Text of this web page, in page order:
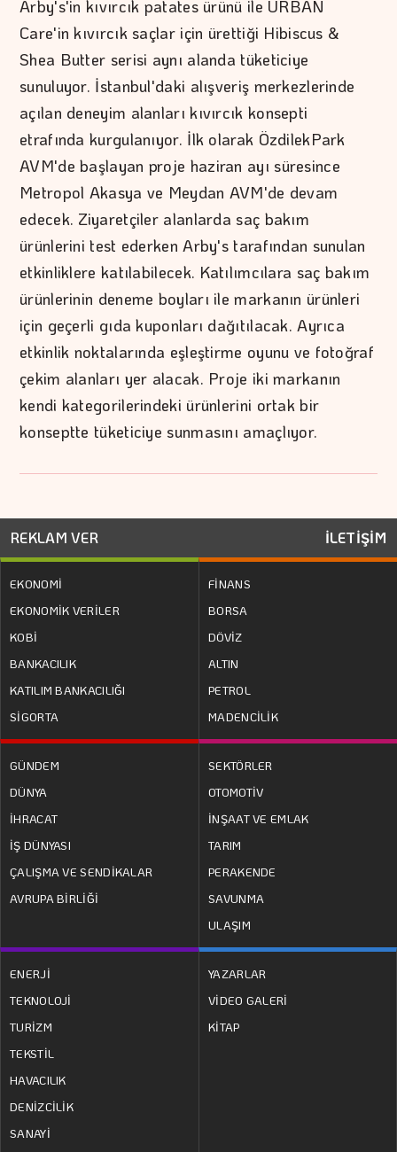
Arby's'in kıvırcık patates ürünü ile URBAN
Care'in kıvırcık saçlar için ürettiği Hibiscus &
Shea Butter serisi aynı alanda tüketiciye
sunuluyor. İstanbul'daki alışveriş merkezlerinde
açılan deneyim alanları kıvırcık konsepti
etrafında kurgulanıyor. İlk olarak ÖzdilekPark
AVM'de başlayan proje haziran ayı süresince
Metropol Akasya ve Meydan AVM'de devam
edecek. Ziyaretçiler alanlarda saç bakım
ürünlerini test ederken Arby's tarafından sunulan
etkinliklere katılabilecek. Katılımcılara saç bakım
ürünlerinin deneme boyları ile markanın ürünleri
için geçerli gıda kuponları dağıtılacak. Ayrıca
etkinlik noktalarında eşleştirme oyunu ve fotoğraf
çekim alanları yer alacak. Proje iki markanın
kendi kategorilerindeki ürünlerini ortak bir
konseptte tüketiciye sunmasını amaçlıyor.
REKLAM VER İLETİŞİM
EKONOMİ
EKONOMİK VERİLER
KOBİ
BANKACILIK
KATILIM BANKACILIĞI
SİGORTA
FİNANS
BORSA
DÖVİZ
ALTIN
PETROL
MADENCİLİK
GÜNDEM
DÜNYA
İHRACAT
İŞ DÜNYASI
ÇALIŞMA VE SENDİKALAR
AVRUPA BİRLİĞİ
SEKTÖRLER
OTOMOTİV
İNŞAAT VE EMLAK
TARIM
PERAKENDE
SAVUNMA
ULAŞIM
ENERJİ
TEKNOLOJİ
TURİZM
TEKSTİL
HAVACILIK
DENİZCİLİK
SANAYİ
YAZARLAR
VİDEO GALERİ
KİTAP